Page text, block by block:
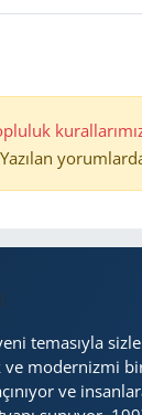
temasıyla
modernizmi
ve